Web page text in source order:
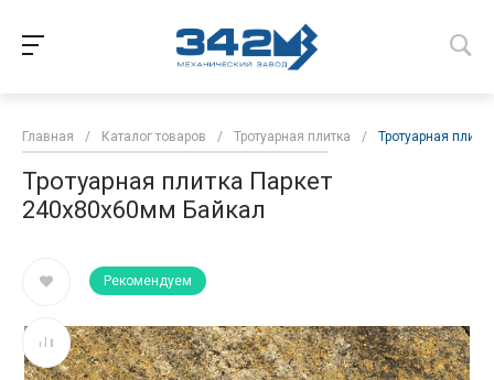
Главная / Каталог товаров / Тротуарная плитка / Тротуарная
Тротуарная плитка Паркет
240x80x60мм Байкал
Рекомендуем